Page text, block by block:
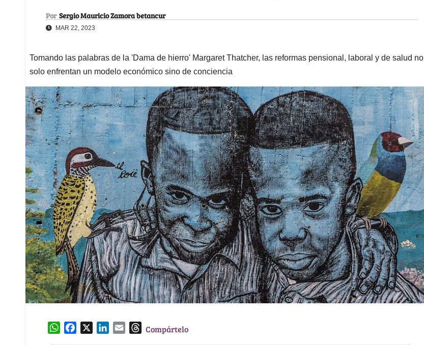
Por Sergio Mauricio Zamora betancur
MAR 22, 2023
Tomando las palabras de la 'Dama de hierro' Margaret Thatcher, las reformas pensional, laboral y de salud no
solo enfrentan un modelo económico sino de conciencia
W
TCompártelo